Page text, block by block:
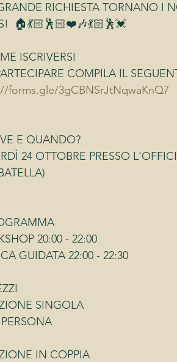
RICHIESTA TORNANO I
🏠💃🏻🕺🏻❤️🎶💃🏻🕺💓
ISCRIVERSI
COMPILA IL
forms.gle/3gCBNSrJtNqwaKnQ7
E QUANDO?
24 OTTOBRE PRESSO
20:00 - 22:00
GUIDATA 22:00 - 22:30
SINGOLA
IN COPPIA